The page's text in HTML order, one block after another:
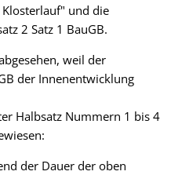
und die
2 Satz 1 BauGB.
weil der
der Innenentwicklung
Halbsatz Nummern 1 bis 4
der Dauer der oben